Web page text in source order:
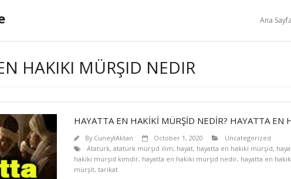
Ana Sayfa
HAKIKI MÜRŞID NEDIR
HAYATTA EN HAKİKİ MÜRŞİD NEDİR? HAYATTA EN
By CuneytAktan October 1, 2020
Uncategorized
Atatürk, atatürk mürşid ilim, hayat, hayatta en hakiki mürşid,
hakiki mürşid kimdir, hayatta en hakiki mürşid nedir, hayatta en
mürşit, tarikat